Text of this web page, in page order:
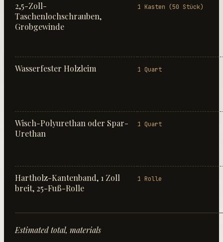
2,5-Zoll-
Taschenlochschrauben,
Grobgewinde
1 Kasten (50 Stück)
Wasserfester Holzleim 1 Quart
Wisch-Polyurethan oder Spar-
Urethan
1 Quart
Hartholz-Kantenband, 1 Zoll
breit, 25-Fuß-Rolle
1 Rolle
Estimated total, materials